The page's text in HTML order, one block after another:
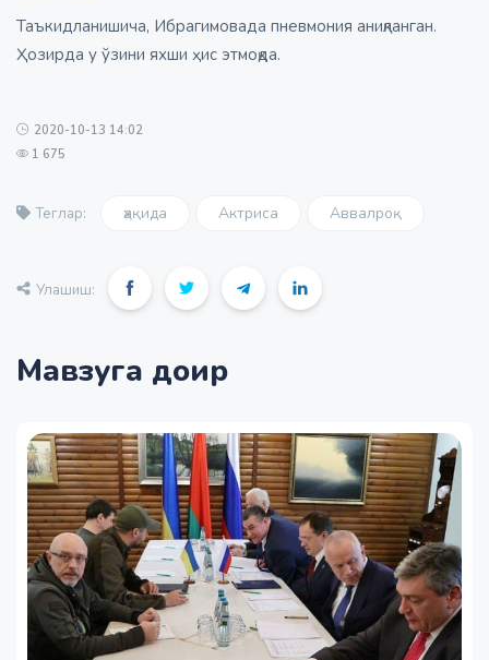
Таъкидланишича, Ибрагимовада пневмония аниқланган.
Ҳозирда у ўзини яхши ҳис этмоқда.
2020-10-13 14:02
1 675
Теглар: ҳақида Актриса Аввалроқ
Улашиш:
Мавзуга доир